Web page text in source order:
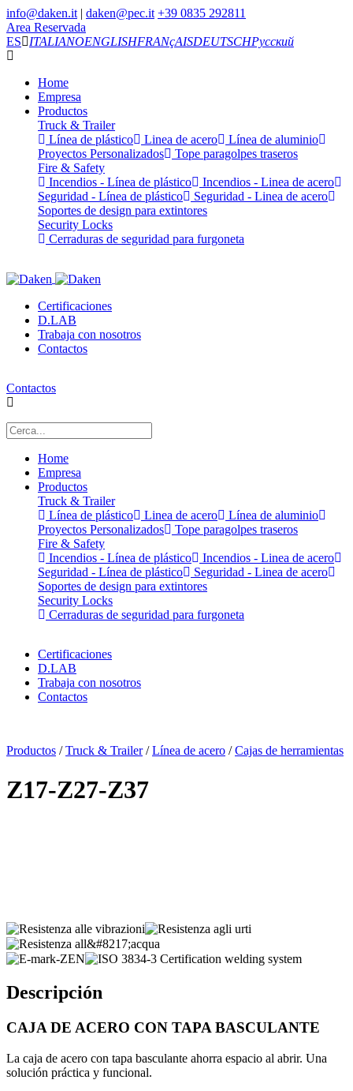
info@daken.it | daken@pec.it +39 0835 292811
Area Reservada
ES
ITALIANOENGLISHFRANçAISDEUTSCHРусский
Home
Empresa
Productos
Truck & Trailer
Línea de plástico
Linea de acero
Línea de aluminio
Proyectos Personalizados
Tope paragolpes traseros
Fire & Safety
Incendios - Línea de plástico
Incendios - Linea de acero
Seguridad - Línea de plástico
Seguridad - Linea de acero
Soportes de design para extintores
Security Locks
Cerraduras de seguridad para furgoneta
Certificaciones
D.LAB
Trabaja con nosotros
Contactos
Contactos
Home
Empresa
Productos
Truck & Trailer
Línea de plástico
Linea de acero
Línea de aluminio
Proyectos Personalizados
Tope paragolpes traseros
Fire & Safety
Incendios - Línea de plástico
Incendios - Linea de acero
Seguridad - Línea de plástico
Seguridad - Linea de acero
Soportes de design para extintores
Security Locks
Cerraduras de seguridad para furgoneta
Certificaciones
D.LAB
Trabaja con nosotros
Contactos
Productos /Truck & Trailer/Línea de acero /Cajas de herramientas
Z17-Z27-Z37
Descripción
CAJA DE ACERO CON TAPA BASCULANTE
La caja de acero con tapa basculante ahorra espacio al abrir. Una
solución práctica y funcional.